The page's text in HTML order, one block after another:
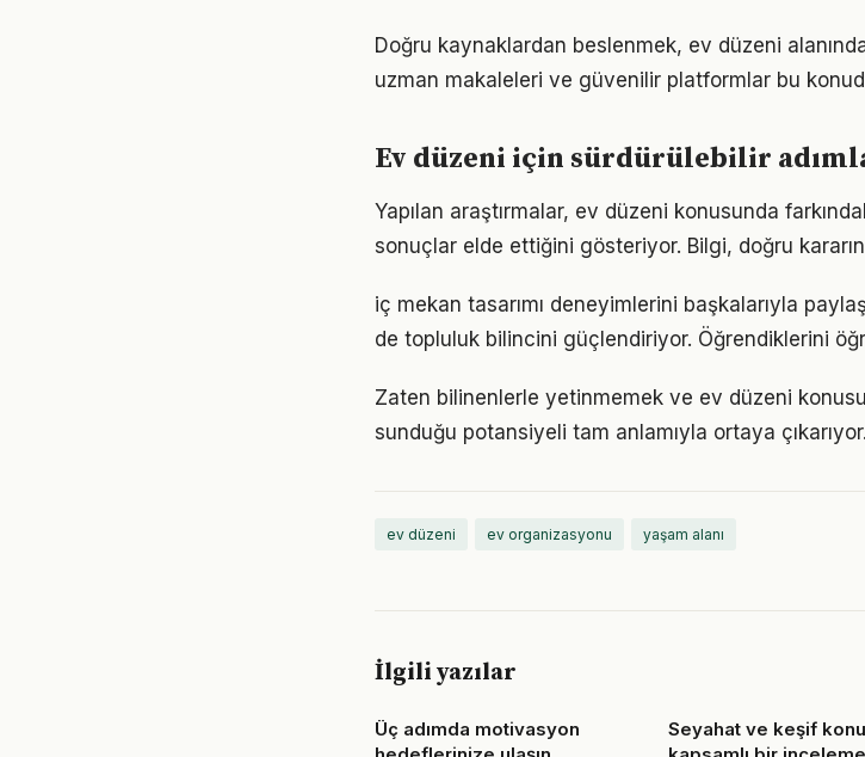
Doğru kaynaklardan beslenmek, ev düzeni
uzman makaleleri ve güvenilir platformlar bu
Ev düzeni için sürdürülebilir
Yapılan araştırmalar, ev düzeni konusunda
sonuçlar elde ettiğini gösteriyor. Bilgi, doğru
iç mekan tasarımı deneyimlerini başkalarıyla
de topluluk bilincini güçlendiriyor. Öğrendiklerini
Zaten bilinenlerle yetinmemek ve ev düzeni
sunduğu potansiyeli tam anlamıyla ortaya
ev düzeni ev organizasyonu yaşam alanı
İlgili yazılar
Üç adımda motivasyon
Seyahat ve keşif